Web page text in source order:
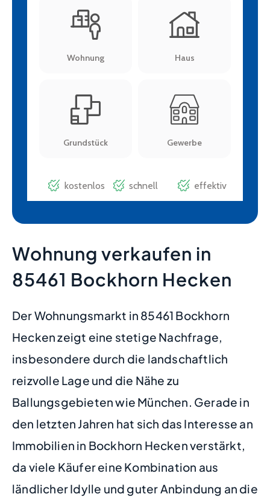
Wohnung verkaufen in
85461 Bockhorn Hecken
Der Wohnungsmarkt in 85461 Bockhorn
Hecken zeigt eine stetige Nachfrage,
insbesondere durch die landschaftlich
reizvolle Lage und die Nähe zu
Ballungsgebieten wie München. Gerade in
den letzten Jahren hat sich das Interesse an
Immobilien in Bockhorn Hecken verstärkt,
da viele Käufer eine Kombination aus
ländlicher Idylle und guter Anbindung an die